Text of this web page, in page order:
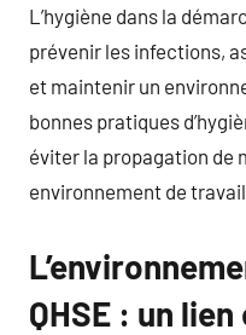
L’hygiène dans la
prévenir les infections,
et maintenir un
bonnes pratiques
éviter la propagation de
environnement de
QHSE : un